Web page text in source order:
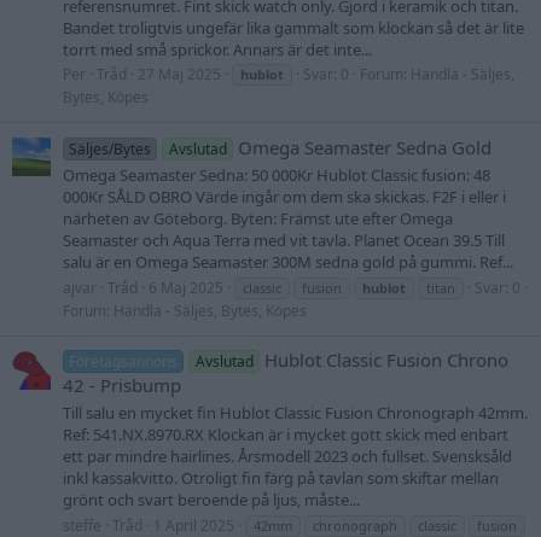
referensnumret. Fint skick watch only. Gjord i keramik och titan.
Bandet troligtvis ungefär lika gammalt som klockan så det är lite
torrt med små sprickor. Annars är det inte...
Per Tråd 27 Maj 2025 hublot Svar: 0 Forum: Handla - Säljes,
Bytes, Köpes
Säljes/Bytes Avslutad Omega Seamaster Sedna Gold
Omega Seamaster Sedna: 50 000Kr Hublot Classic fusion: 48
000Kr SÅLD OBRO Värde ingår om dem ska skickas. F2F i eller i
närheten av Göteborg. Byten: Främst ute efter Omega
Seamaster och Aqua Terra med vit tavla. Planet Ocean 39.5 Till
salu är en Omega Seamaster 300M sedna gold på gummi. Ref...
ajvar Tråd 6 Maj 2025 classic fusion hublot titan
Svar: 0
Forum: Handla - Säljes, Bytes, Köpes
Företagsannons Avslutad
Hublot Classic Fusion Chrono
42 - Prisbump
Till salu en mycket fin Hublot Classic Fusion Chronograph 42mm.
Ref: 541.NX.8970.RX Klockan är i mycket gott skick med enbart
ett par mindre hairlines. Årsmodell 2023 och fullset. Svensksåld
inkl kassakvitto. Otroligt fin färg på tavlan som skiftar mellan
grönt och svart beroende på ljus, måste...
steffe Tråd 1 April 2025 42mm chronograph classic
fusion